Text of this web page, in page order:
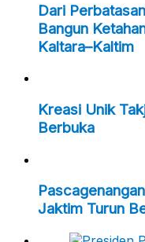
Dari
Bangun
Kaltara–Kaltim
Kreasi Unik
Berbuka
Jaktim Turun